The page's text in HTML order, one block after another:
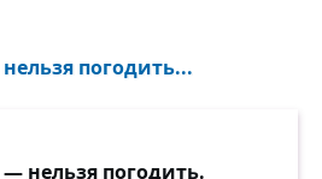
погодить...
нельзя погодить.